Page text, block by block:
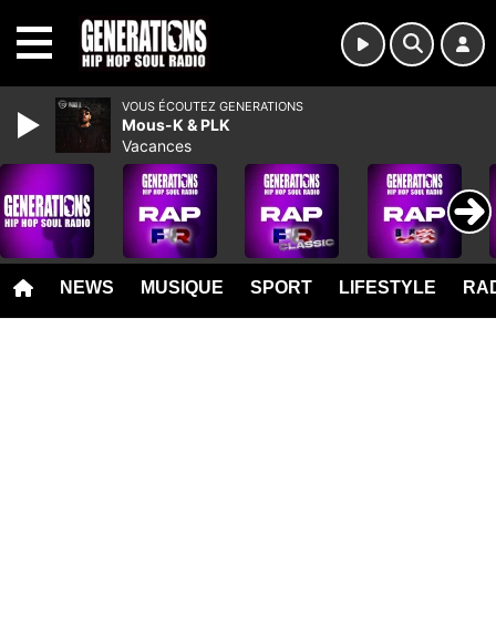
NEWS MUSIQUE SPORT LIFESTYLE
VOUS ÉCOUTEZ GENERATIONS
Mous-K & PLK
Vacances